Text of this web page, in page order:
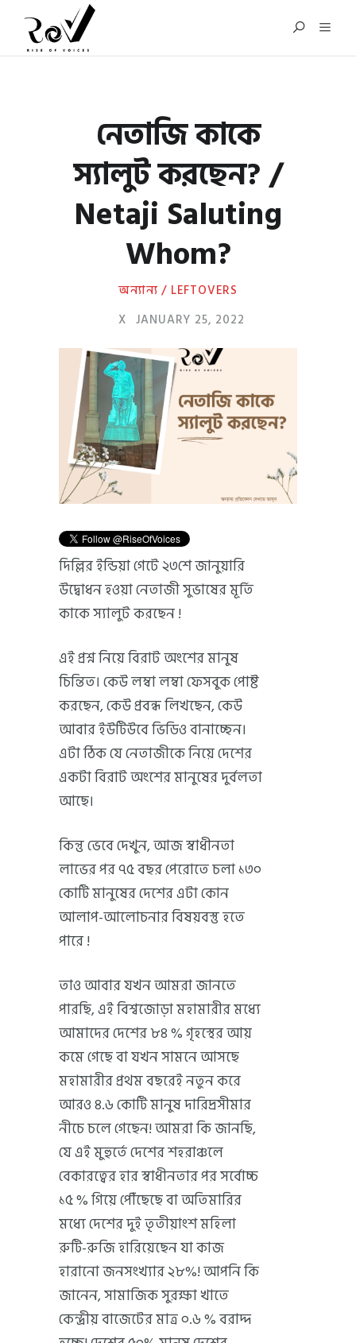
নেতাজি কাকে
স্যালুট করছেন? /
Netaji Saluting
Whom?
অন্যান্য / LEFTOVERS
X JANUARY 25, 2022
দিল্লির ইন্ডিয়া গেটে ২৩শে জানুয়ারি
উদ্বোধন হওয়া নেতাজী সুভাষের মূর্তি
কাকে স্যালুট করছেন !
এই প্রশ্ন নিয়ে বিরাট অংশের মানুষ
চিন্তিত। কেউ লম্বা লম্বা ফেসবুক পোষ্ট
করছেন, কেউ প্রবন্ধ লিখছেন, কেউ
আবার ইউটিউবে ভিডিও বানাচ্ছেন।
এটা ঠিক যে নেতাজীকে নিয়ে দেশের
একটা বিরাট অংশের মানুষের দুর্বলতা
আছে।
কিন্তু ভেবে দেখুন, আজ স্বাধীনতা
লাভের পর ৭৫ বছর পেরোতে চলা ১৩০
কোটি মানুষের দেশের এটা কোন
আলাপ-আলোচনার বিষয়বস্তু হতে
পারে !
তাও আবার যখন আমরা জানতে
পারছি, এই বিশ্বজোড়া মহামারীর মধ্যে
আমাদের দেশের ৮৪ % গৃহস্থের আয়
কমে গেছে বা যখন সামনে আসছে
মহামারীর প্রথম বছরেই নতুন করে
আরও ৪.৬ কোটি মানুষ দারিদ্রসীমার
নীচে চলে গেছেন! আমরা কি জানছি,
যে এই মুহুর্তে দেশের শহরাঞ্চলে
বেকারত্বের হার স্বাধীনতার পর সর্বোচ্চ
১৫ % গিয়ে পৌঁছেছে বা অতিমারির
মধ্যে দেশের দুই তৃতীয়াংশ মহিলা
রুটি-রুজি হারিয়েছেন যা কাজ
হারানো জনসংখ্যার ২৮%! আপনি কি
জানেন, সামাজিক সুরক্ষা খাতে
কেন্দ্রীয় বাজেটের মাত্র ০.৬ % বরাদ্দ